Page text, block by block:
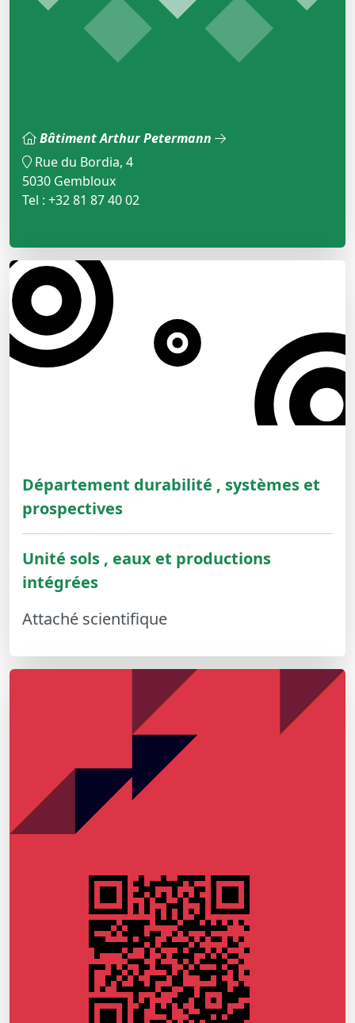
Bâtiment Arthur Petermann
Rue du Bordia, 4
5030 Gembloux
Tel : +32 81 87 40 02
Département durabilité , systèmes et
prospectives
Unité sols , eaux et productions
intégrées
Attaché scientifique